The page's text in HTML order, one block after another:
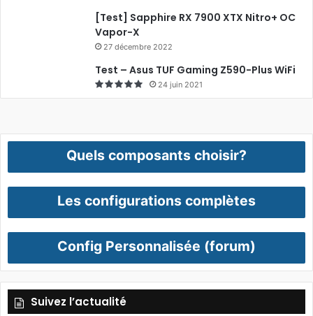
[Test] Sapphire RX 7900 XTX Nitro+ OC
Vapor-X
27 décembre 2022
Test – Asus TUF Gaming Z590-Plus WiFi
24 juin 2021
Quels composants choisir?
Les configurations complètes
Config Personnalisée (forum)
Suivez l’actualité